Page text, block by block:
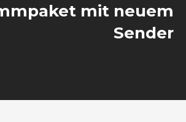
mit neuem
Sender